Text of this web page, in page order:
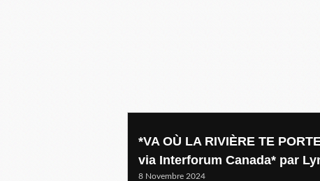
*VA OÙ LA RIVIÈRE TE
via Interforum Canada* par
8 Novembre 2024